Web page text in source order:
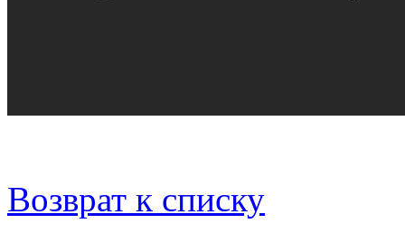
Возврат к списку